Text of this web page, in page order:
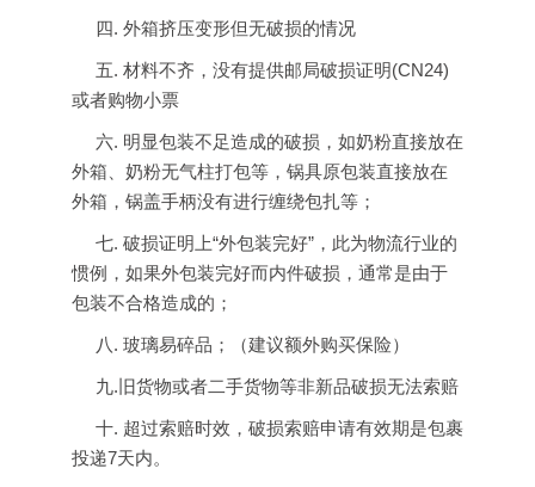
四. 外箱挤压变形但无破损的情况
五. 材料不齐，没有提供邮局破损证明(CN24)
或者购物小票
六. 明显包装不足造成的破损，如奶粉直接放在
外箱、奶粉无气柱打包等，锅具原包装直接放在
外箱，锅盖手柄没有进行缠绕包扎等；
七. 破损证明上“外包装完好”，此为物流行业的
惯例，如果外包装完好而内件破损，通常是由于
包装不合格造成的；
八. 玻璃易碎品；（建议额外购买保险）
九. 旧货物或者二手货物等非新品破损无法索赔
十. 超过索赔时效，破损索赔申请有效期是包裹
投递7天内。